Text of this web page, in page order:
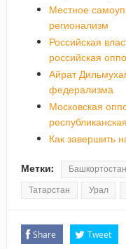
Местное
регионализм
Российская
российская
Айрат
федерализма
Московская
Как завершить
Метки: Башкортостан
Татарстан Урал
Share Tweet